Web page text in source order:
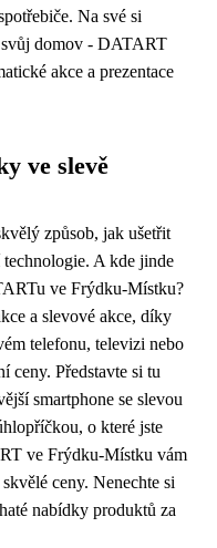
Na své si
domov - DATART
akce a prezentace
ve slevě
způsob, jak ušetřit
A kde jinde
ve Frýdku-Místku?
a slevové akce, díky
telefonu, televizi nebo
ceny. Představte si tu
smartphone se slevou
o které jste
ve Frýdku-Místku vám
ceny. Nenechte si
nabídky produktů za